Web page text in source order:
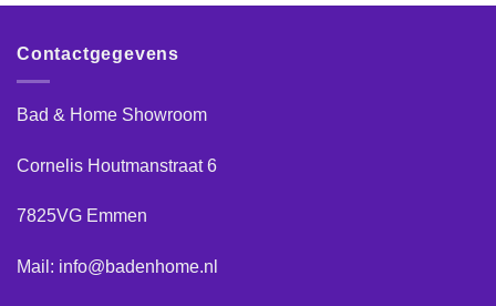
Contactgegevens
Bad & Home Showroom
Cornelis Houtmanstraat 6
7825VG Emmen
Mail: info@badenhome.nl